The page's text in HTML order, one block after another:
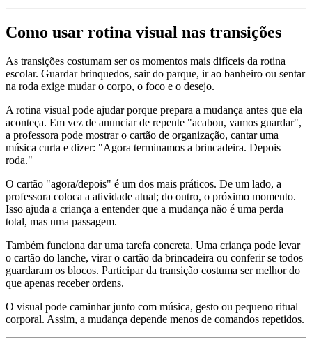
Como usar rotina visual nas transições
As transições costumam ser os momentos mais difíceis da rotina
escolar. Guardar brinquedos, sair do parque, ir ao banheiro ou sentar
na roda exige mudar o corpo, o foco e o desejo.
A rotina visual pode ajudar porque prepara a mudança antes que ela
aconteça. Em vez de anunciar de repente "acabou, vamos guardar",
a professora pode mostrar o cartão de organização, cantar uma
música curta e dizer: "Agora terminamos a brincadeira. Depois
roda."
O cartão "agora/depois" é um dos mais práticos. De um lado, a
professora coloca a atividade atual; do outro, o próximo momento.
Isso ajuda a criança a entender que a mudança não é uma perda
total, mas uma passagem.
Também funciona dar uma tarefa concreta. Uma criança pode levar
o cartão do lanche, virar o cartão da brincadeira ou conferir se todos
guardaram os blocos. Participar da transição costuma ser melhor do
que apenas receber ordens.
O visual pode caminhar junto com música, gesto ou pequeno ritual
corporal. Assim, a mudança depende menos de comandos repetidos.